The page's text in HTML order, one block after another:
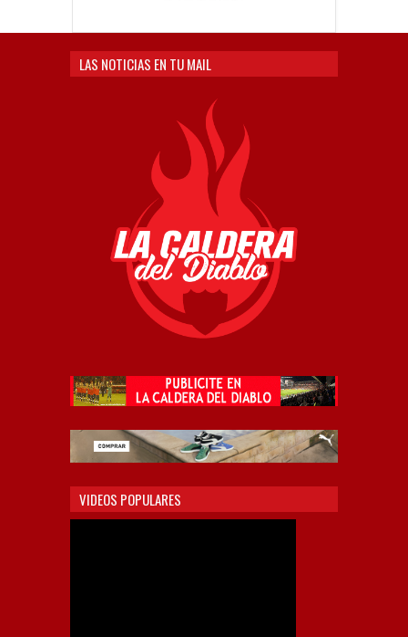
LAS NOTICIAS EN TU MAIL
VIDEOS POPULARES